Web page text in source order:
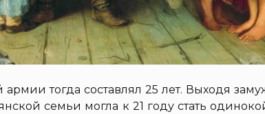
тогда составлял 25 лет. Выходя
семьи могла к 21 году стать